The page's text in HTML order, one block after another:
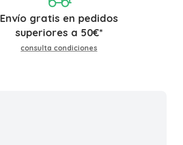
Envío gratis en pedidos
superiores a 50€*
consulta condiciones